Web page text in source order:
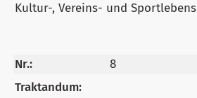
Kultur-, Vereins- und Sportlebens
Nr.:
8
Traktandum: